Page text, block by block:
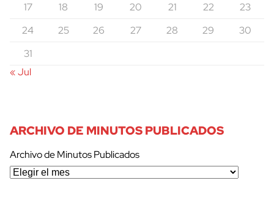
17
18 19 20 21 22
23
24
25 26 27 28 29
30
31
« Jul
ARCHIVO DE MINUTOS PUBLICADOS
Archivo de Minutos Publicados